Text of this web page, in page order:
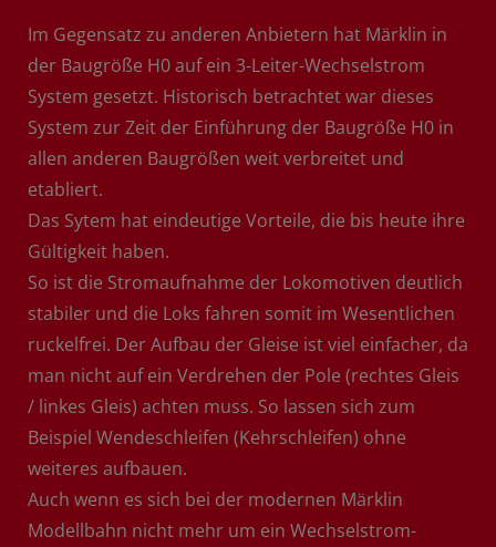
Im Gegensatz zu anderen Anbietern hat Märklin in
der Baugröße H0 auf ein 3-Leiter-Wechselstrom
System gesetzt. Historisch betrachtet war dieses
System zur Zeit der Einführung der Baugröße H0 in
allen anderen Baugrößen weit verbreitet und
etabliert.
Das Sytem hat eindeutige Vorteile, die bis heute ihre
Gültigkeit haben.
So ist die Stromaufnahme der Lokomotiven deutlich
stabiler und die Loks fahren somit im Wesentlichen
ruckelfrei. Der Aufbau der Gleise ist viel einfacher, da
man nicht auf ein Verdrehen der Pole (rechtes Gleis
/ linkes Gleis) achten muss. So lassen sich zum
Beispiel Wendeschleifen (Kehrschleifen) ohne
weiteres aufbauen.
Auch wenn es sich bei der modernen Märklin
Modellbahn nicht mehr um ein Wechselstrom-